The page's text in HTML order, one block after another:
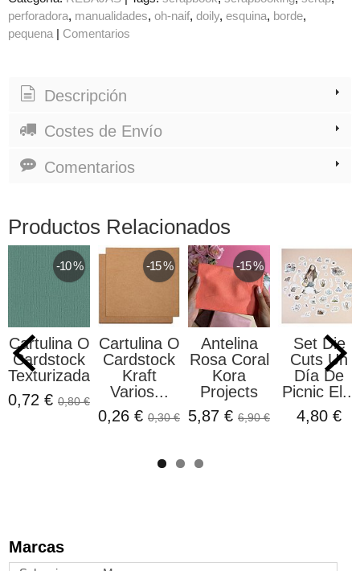
Marcas
perforadora manualidades oh-naif doily esquina borde
pequena
Comentarios
Descripción
Costes de Envío
Comentarios
Productos Relacionados
-10 %
Cartulina O
Cardstock
Texturizada...
0,72 € 0,80 €
-15 %
Cartulina O
Cardstock
Kraft
Varios...
0,26 € 0,30 €
-15 %
Antelina
Rosa Coral
Kora
Projects
5,87 € 6,90 €
Set Die
Cuts Un
Día De
Picnic El...
4,80 €